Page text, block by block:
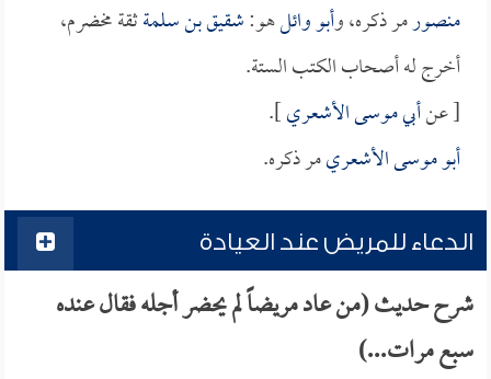
منصورمر ذكره، وأبو وائلهو:شقيق بن سلمةثقة مخضرم،
أخرج له أصحاب الكتب الستة.
[ عنأبي موسى الأشعري].
أبو موسى الأشعريمر ذكره.
الدعاء للمريض عند العيادة
شرح حديث (من عاد مريضاً لم يحضر أجله فقال عنده
سبع مرات...)